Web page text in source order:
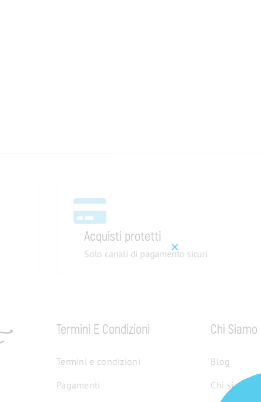
Acquisti protetti
Solo canali di pagamento sicuri
Termini E Condizioni
Termini e condizioni
Pagamenti
Chi Siamo
Blog
Chi siamo